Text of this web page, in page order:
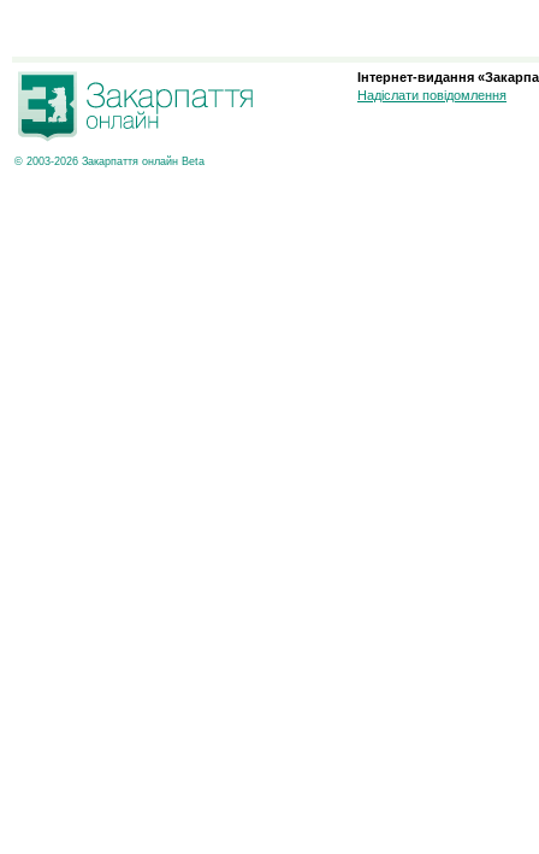
© 2003-2026 Закарпаття онлайн Beta
Інтернет-видання
Надіслати повідомлення